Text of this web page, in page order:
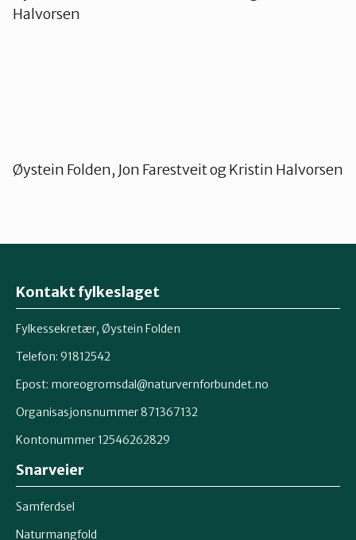
Halvorsen
Øystein Folden, Jon Farestveit og Kristin Halvorsen
Kontakt fylkeslaget
Fylkessekretær, Øystein Folden
Telefon: 91812542
Epost: moreogromsdal@naturvernforbundet.no
Organisasjonsnummer 871367132
Kontonummer 12546262829
Snarveier
Samferdsel
Naturmangfold